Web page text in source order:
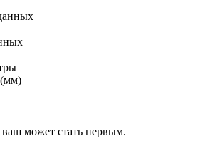
(мм)
может стать первым.